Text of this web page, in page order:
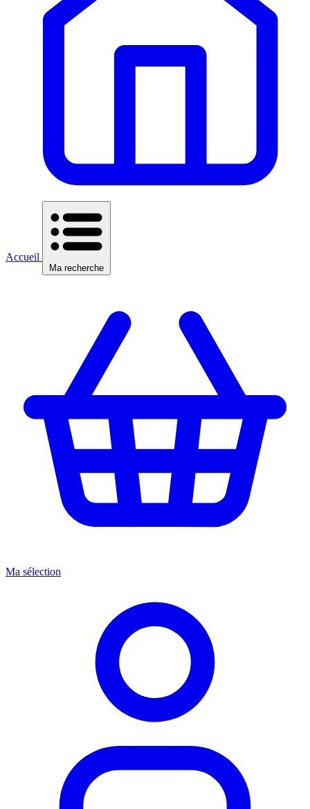
Accueil
Ma recherche
Ma sélection